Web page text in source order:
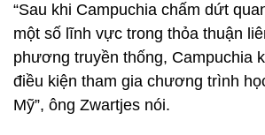
“Sau khi Campuchia chấm dứt
một số lĩnh vực trong thỏa thuận
phương truyền thống, Campuchia
điều kiện tham gia chương trình
Mỹ”, ông Zwartjes nói.